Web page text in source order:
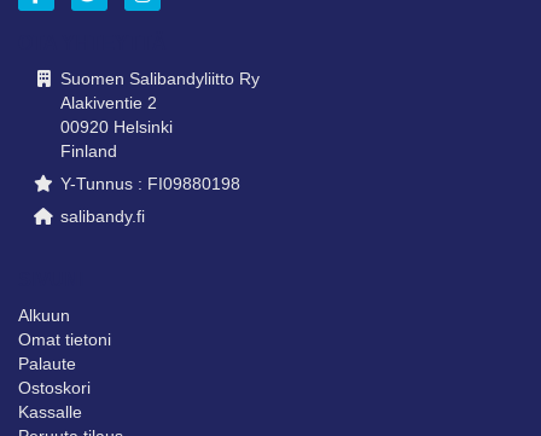
Suomen Salibandyliitto Ry
Alakiventie 2
00920 Helsinki
Finland
Y-Tunnus : FI09880198
salibandy.fi
Alkuun
Omat tietoni
Palaute
Ostoskori
Kassalle